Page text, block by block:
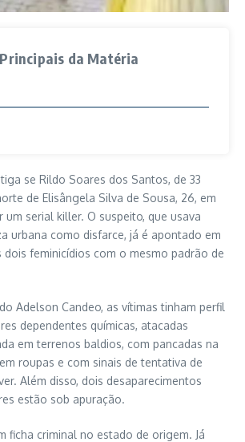
da Matéria
se Rildo Soares dos Santos, de 33
de Elisângela Silva de Sousa, 26, em
um serial killer. O suspeito, que usava
urbana como disfarce, já é apontado em
feminicídios com o mesmo padrão de
Adelson Candeo, as vítimas tinham perfil
dependentes químicas, atacadas
em terrenos baldios, com pancadas na
roupas e com sinais de tentativa de
Além disso, dois desaparecimentos
estão sob apuração.
ficha criminal no estado de origem. Já